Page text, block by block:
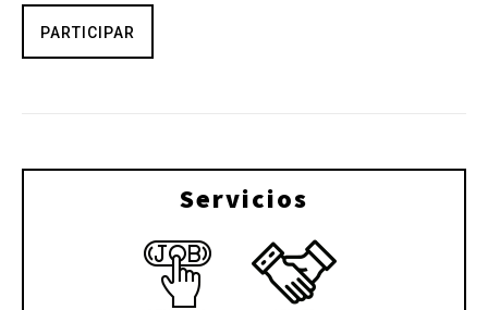
PARTICIPAR
Servicios